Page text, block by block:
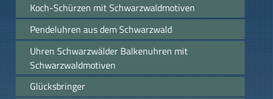
Koch-Schürzen mit Schwarzwaldmotiven
Pendeluhren aus dem Schwarzwald
Uhren Schwarzwälder Balkenuhren mit
Schwarzwaldmotiven
Glücksbringer